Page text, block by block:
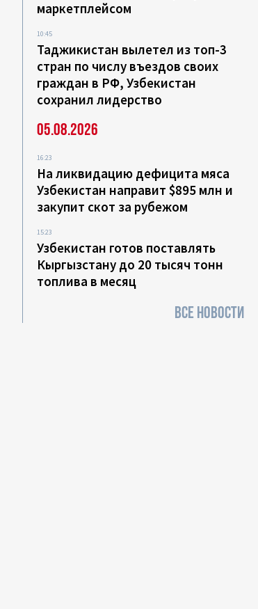
маркетплейсом
10:45
Таджикистан вылетел из топ-3
стран по числу въездов своих
граждан в РФ, Узбекистан
сохранил лидерство
05.08.2026
16:23
На ликвидацию дефицита мяса
Узбекистан направит $895 млн и
закупит скот за рубежом
15:23
Узбекистан готов поставлять
Кыргызстану до 20 тысяч тонн
топлива в месяц
ВСЕ НОВОСТИ